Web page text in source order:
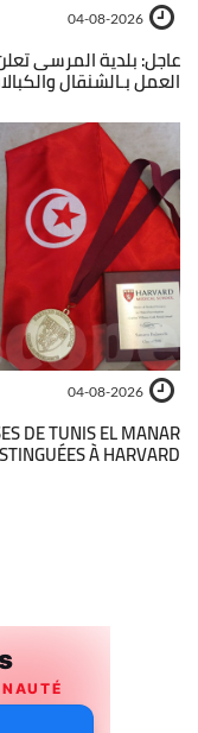
04-08-2026
عاجل: بلدية المرسى
العمل بـالشنقال
04-08-2026
DE TUNIS EL MANAR
À HARVARD